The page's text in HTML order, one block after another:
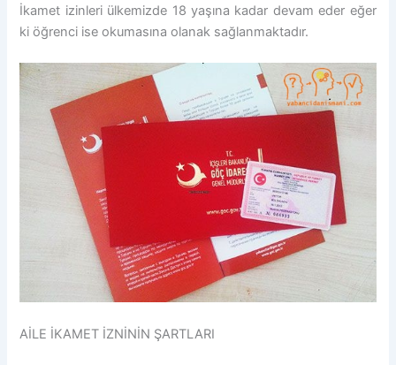
İkamet izinleri ülkemizde 18 yaşına kadar devam eder eğer
ki öğrenci ise okumasına olanak sağlanmaktadır.
AİLE İKAMET İZNİNİN ŞARTLARI